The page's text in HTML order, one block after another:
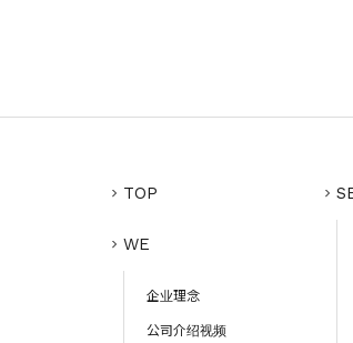
TOP
WE
企业理念
公司介绍视频